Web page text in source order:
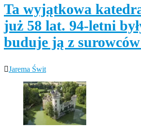
Ta wyjątkowa
już 58 lat. 94-letni
buduje ją z
Jarema Świt